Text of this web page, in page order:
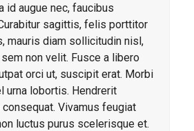
id augue nec, faucibus
sagittis, felis porttitor
mauris diam sollicitudin nisl,
non velit. Fusce a libero
orci ut, suscipit erat. Morbi
urna lobortis. Hendrerit
Vivamus feugiat
luctus purus scelerisque et.